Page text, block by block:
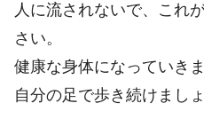
人に流されないで、これ
さい。
健康な身体になっていき
自分の足で歩き続けましょ